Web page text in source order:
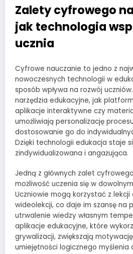
Zalety cyfrowego
jak technologia
ucznia
Cyfrowe nauczanie to jedno z
nowoczesnych technologii w
sposób wpływa na rozwój
narzędzia edukacyjne, jak
aplikacje interaktywne czy
umożliwiają personalizację
dostosowanie go do
Dzięki technologii edukacja staje
zindywidualizowana i angażująca.
Jedną z głównych zalet
możliwość uczenia się w
Uczniowie mogą korzystać z
wideolekcji, co daje im szansę na
utrwalenie wiedzy własnym
aplikacje edukacyjne, które
grywalizacji, zwiększają
umiejętności logicznego myślenia